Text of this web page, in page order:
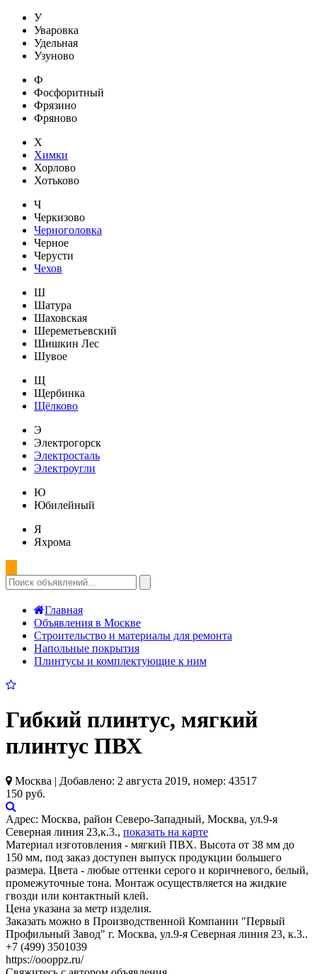
У
Уваровка
Удельная
Узуново
Ф
Фосфоритный
Фрязино
Фряново
Х
Химки
Хорлово
Хотьково
Ч
Черкизово
Черноголовка
Черное
Черусти
Чехов
Ш
Шатура
Шаховская
Шереметьевский
Шишкин Лес
Шувое
Щ
Щербинка
Щёлково
Э
Электрогорск
Электросталь
Электроугли
Ю
Юбилейный
Я
Яхрома
Главная
Объявления в Москве
Строительство и материалы для ремонта
Напольные покрытия
Плинтусы и комплектующие к ним
Гибкий плинтус, мягкий
плинтус ПВХ
Москва | Добавлено: 2 августа 2019, номер: 43517
150 руб.
Адрес: Москва, район Северо-Западный, Москва, ул.9-я
Северная линия 23,к.3., показать на карте
Материал изготовления - мягкий ПВХ. Высота от 38 мм до
150 мм, под заказ доступен выпуск продукции большего
размера. Цвета - любые оттенки серого и коричневого, белый,
промежуточные тона. Монтаж осуществляется на жидкие
гвозди или контактный клей.
Цена указана за метр изделия.
Заказать можно в Производственной Компании "Первый
Профильный Завод" г. Москва, ул.9-я Северная линия 23, к.3..
+7 (499) 3501039
https://oooppz.ru/